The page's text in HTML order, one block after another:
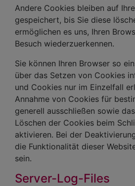
Andere Cookies bleiben auf
gespeichert, bis Sie diese
ermöglichen es uns, Ihren
Besuch wiederzuerkennen.
Sie können Ihren Browser so
über das Setzen von Cookies
und Cookies nur im Einzelfall
Annahme von Cookies für
generell ausschließen sowie
Löschen der Cookies beim
aktivieren. Bei der
die Funktionalität dieser
sein.
Server-Log-Files